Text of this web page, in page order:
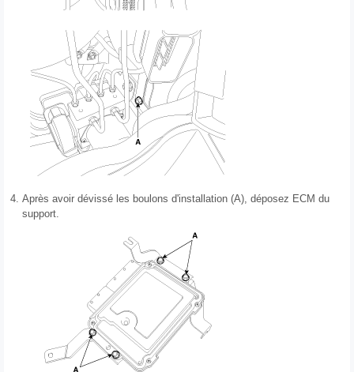
4. Après avoir dévissé les boulons d'installation (A), déposez ECM du
support.